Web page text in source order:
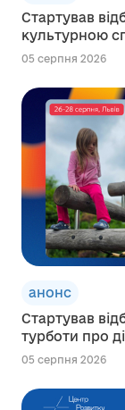
Стартував
культурною
05 серпня 2026
анонс
Стартував
турботи про
05 серпня 2026